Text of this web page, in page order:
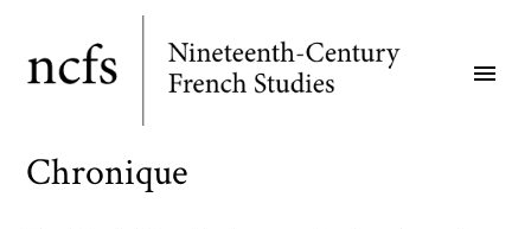
main
menu
Chronique